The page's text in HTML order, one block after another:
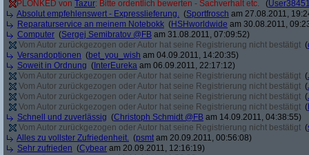
PLONKED von Tazur: Bitte ordentlich bewerten - Sachverhalt etc. (
Absolut empfehlenswert - Expresslieferung. (Sportfrosch am 27.08.2011,
Reparaturservice an meinem Notebokk (HSHworldwide am 30.08.2011,
Computer (Sergej Semibratov @FB am 31.08.2011, 07:09:52)
Vom Autor zurückgezogen oder Autor hat seine Registrierung nicht bestätigt (
Versandoptionen (bet_you_wish am 04.09.2011, 14:20:35)
Soweit in Ordnung ( InterEureka am 06.09.2011, 22:17:12)
Vom Autor zurückgezogen oder Autor hat seine Registrierung nicht bestätigt (
Vom Autor zurückgezogen oder Autor hat seine Registrierung nicht bestätigt (
Vom Autor zurückgezogen oder Autor hat seine Registrierung nicht bestätigt (
Vom Autor zurückgezogen oder Autor hat seine Registrierung nicht bestätigt (
Schnell und zuverlässig (Christoph Schmidt @FB am 14.09.2011, 04:38:55)
Vom Autor zurückgezogen oder Autor hat seine Registrierung nicht bestätigt (
Alles zu vollster Zufriedenheit. (psmt am 20.09.2011, 00:56:08)
Sehr zufrieden (Cybear am 20.09.2011, 12:16:19)